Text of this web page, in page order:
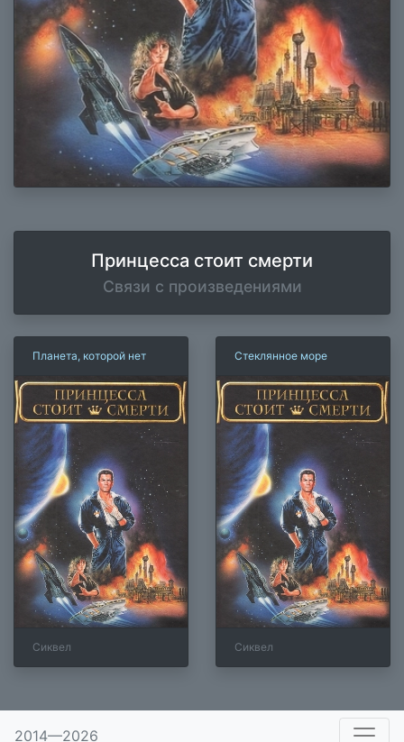
Принцесса стоит смерти
Связи с произведениями
Планета, которой нет
Сиквел
Стеклянное море
Сиквел
2014—2026